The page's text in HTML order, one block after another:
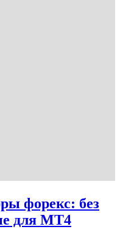
форекс: без
для МТ4